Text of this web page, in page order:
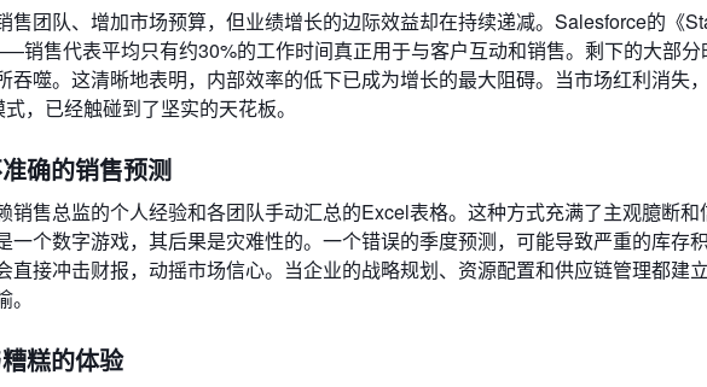
售团队、增加市场预算，但业绩增长的边际效益却在持续递减。Salesforce的《
售代表平均只有约30%的工作时间真正用于与客户互动和销售。剩下的大部分
吞噬。这清晰地表明，内部效率的低下已成为增长的最大阻碍。当市场红利消失
，已经触碰到了坚实的天花板。
确的销售预测
销售总监的个人经验和各团队手动汇总的Excel表格。这种方式充满了主观臆断和
一个数字游戏，其后果是灾难性的。一个错误的季度预测，可能导致严重的库存
直接冲击财报，动摇市场信心。当企业的战略规划、资源配置和供应链管理都建
糕的体验